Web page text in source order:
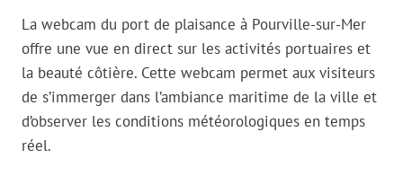
La webcam du port de plaisance à Pourville-sur-Mer
offre une vue en direct sur les activités portuaires et
la beauté côtière. Cette webcam permet aux visiteurs
de s’immerger dans l’ambiance maritime de la ville et
d’observer les conditions météorologiques en temps
réel.